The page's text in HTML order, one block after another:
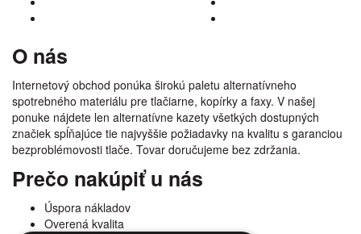
O nás
Internetový obchod ponúka širokú paletu alternatívneho
spotrebného materiálu pre tlačiarne, kopírky a faxy. V našej
ponuke nájdete len alternatívne kazety všetkých dostupných
značiek spĺňajúce tie najvyššie požiadavky na kvalitu s garanciou
bezproblémovosti tlače. Tovar doručujeme bez zdržania.
Prečo nakúpiť u nás
Úspora nákladov
Overená kvalita